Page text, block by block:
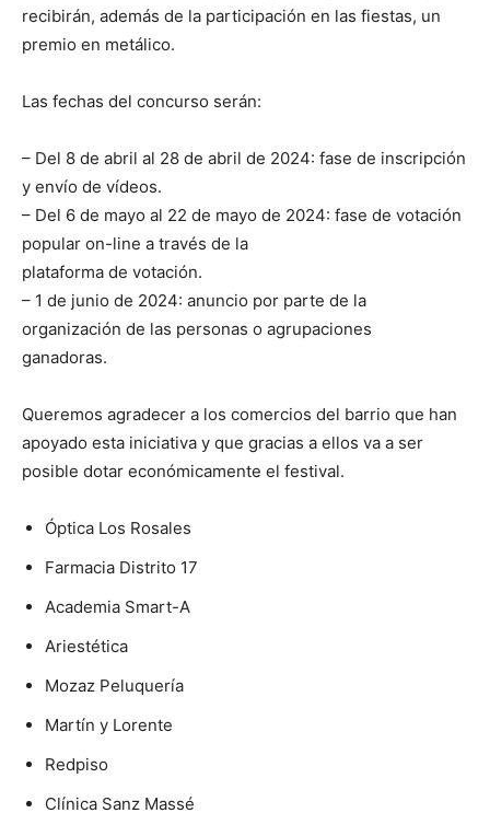
recibirán, además de la participación en las fiestas, un
premio en metálico.
Las fechas del concurso serán:
– Del 8 de abril al 28 de abril de 2024: fase de inscripción
y envío de vídeos.
– Del 6 de mayo al 22 de mayo de 2024: fase de votación
popular on-line a través de la
plataforma de votación.
– 1 de junio de 2024: anuncio por parte de la
organización de las personas o agrupaciones
ganadoras.
Queremos agradecer a los comercios del barrio que han
apoyado esta iniciativa y que gracias a ellos va a ser
posible dotar económicamente el festival.
Óptica Los Rosales
Farmacia Distrito 17
Academia Smart-A
Ariestética
Mozaz Peluquería
Martín y Lorente
Redpiso
Clínica Sanz Massé